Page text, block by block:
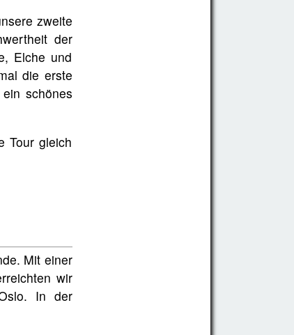
zweite
der
Elche und
die erste
schönes
Tour gleich
Mit einer
wir
In der